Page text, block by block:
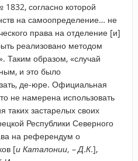
согласно которой
на самоопределение… не
права на отделение [и]
реализовано методом
Таким образом, «случай
и это было
де-юре. Официальная
не намерена использовать
таких застарелых своих
Республики Северного
на референдум о
[и Каталонии, – Д.К.],